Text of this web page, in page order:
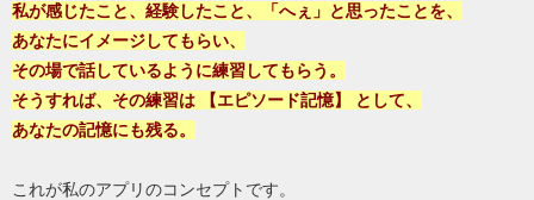
私が感じたこと、経験したこと、「へぇ」と思ったことを、
あなたにイメージしてもらい、
その場で話しているように練習してもらう。
そうすれば、その練習は 【エピソード記憶】 として、
あなたの記憶にも残る。
これが私のアプリのコンセプトです。